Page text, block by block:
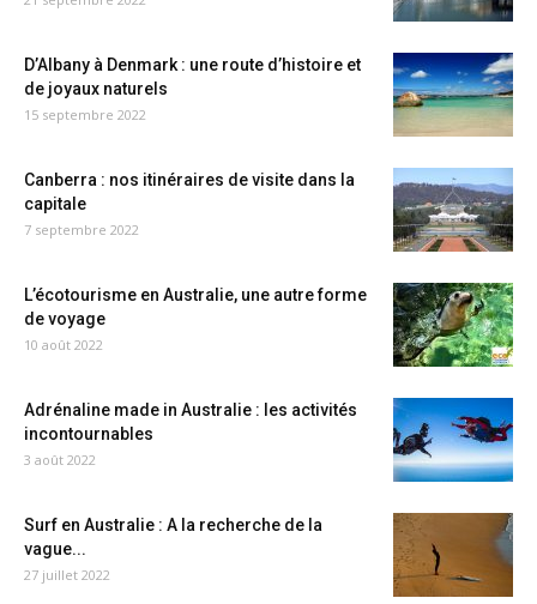
D’Albany à Denmark : une route d’histoire et
de joyaux naturels
15 septembre 2022
Canberra : nos itinéraires de visite dans la
capitale
7 septembre 2022
L’écotourisme en Australie, une autre forme
de voyage
10 août 2022
Adrénaline made in Australie : les activités
incontournables
3 août 2022
Surf en Australie : A la recherche de la
vague...
27 juillet 2022